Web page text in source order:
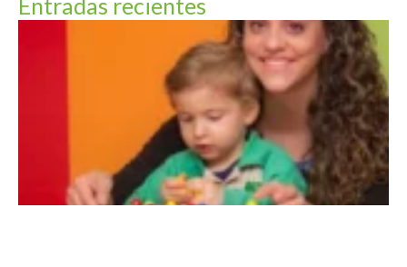
Entradas recientes